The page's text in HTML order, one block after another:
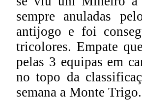
sempre anuladas
antijogo e foi
tricolores. Empate
pelas 3 equipas em
no topo da
semana a Monte Trigo.